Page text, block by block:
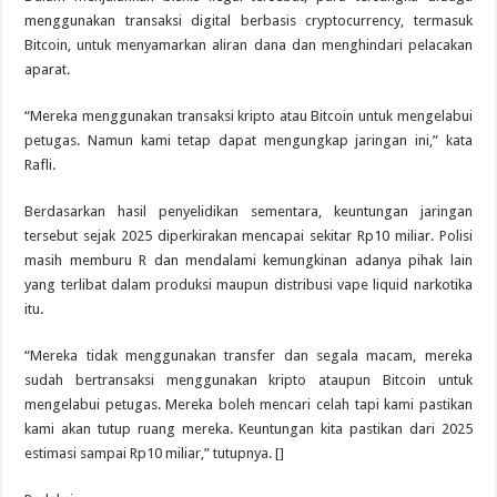
menggunakan transaksi digital berbasis cryptocurrency, termasuk
Bitcoin, untuk menyamarkan aliran dana dan menghindari pelacakan
aparat.
“Mereka menggunakan transaksi kripto atau Bitcoin untuk mengelabui
petugas. Namun kami tetap dapat mengungkap jaringan ini,” kata
Rafli.
Berdasarkan hasil penyelidikan sementara, keuntungan jaringan
tersebut sejak 2025 diperkirakan mencapai sekitar Rp10 miliar. Polisi
masih memburu R dan mendalami kemungkinan adanya pihak lain
yang terlibat dalam produksi maupun distribusi vape liquid narkotika
itu.
“Mereka tidak menggunakan transfer dan segala macam, mereka
sudah bertransaksi menggunakan kripto ataupun Bitcoin untuk
mengelabui petugas. Mereka boleh mencari celah tapi kami pastikan
kami akan tutup ruang mereka. Keuntungan kita pastikan dari 2025
estimasi sampai Rp10 miliar,” tutupnya. []